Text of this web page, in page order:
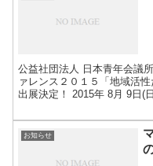
公益社団法人 日本青年会議
ァレンス２０１５「地域活
出展決定！ 2015年 8月 9日
お知らせ